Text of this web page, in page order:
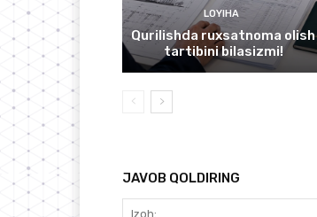
LOYIHA
Qurilishda ruxsatnoma olish
tartibini bilasizmi!
JAVOB QOLDIRING